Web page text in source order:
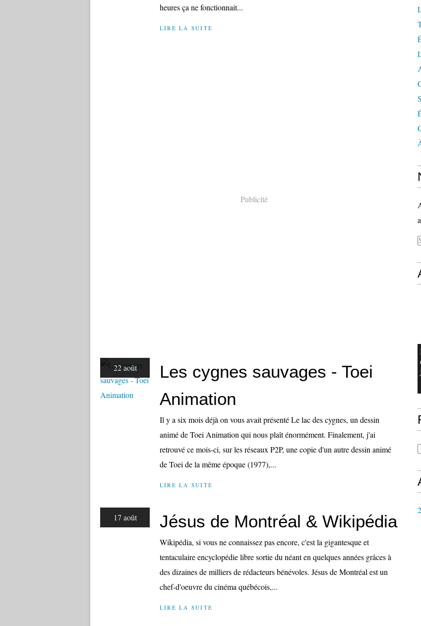
heures ça ne fonctionnait...
LIRE LA SUITE
Publicité
22 août
Les cygnes sauvages - Toei
Animation
Il y a six mois déjà on vous avait présenté Le lac des cygnes, un dessin
animé de Toei Animation qui nous plaît énormément. Finalement, j'ai
retrouvé ce mois-ci, sur les réseaux P2P, une copie d'un autre dessin animé
de Toei de la même époque (1977),...
LIRE LA SUITE
17 août Jésus de Montréal & Wikipédia
Wikipédia, si vous ne connaissez pas encore, c'est la gigantesque et
tentaculaire encyclopédie libre sortie du néant en quelques années grâces à
des dizaines de milliers de rédacteurs bénévoles. Jésus de Montréal est un
chef-d'oeuvre du cinéma québécois,...
LIRE LA SUITE